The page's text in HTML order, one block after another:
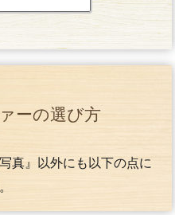
ーの選び方
真』以外にも以下の点に